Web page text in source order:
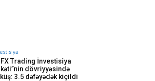
Trading İnvestisiya
dövriyyəsində
3.5 dəfəyədək kiçildi